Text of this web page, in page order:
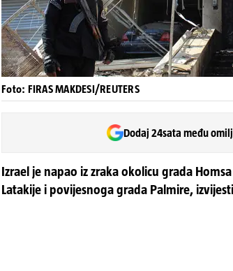
Foto: FIRAS MAKDESI/REUTERS
Dodaj 24sata među
Izrael je napao iz zraka okolicu grada
Latakije i povijesnoga grada Palmire,